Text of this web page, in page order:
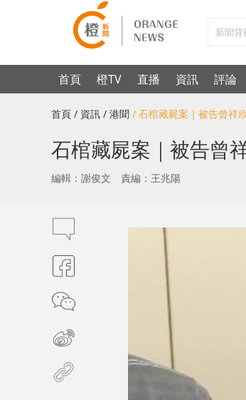
首頁 橙TV 直播 資訊 評論
首頁 / 資訊 / 港聞 / 石棺藏屍案｜被告曾祥
石棺藏屍案｜被告曾
編輯：謝俊文 責編：王兆陽